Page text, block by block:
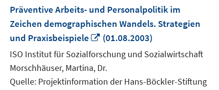
Präventive Arbeits- und Personalpolitik im
Zeichen demographischen Wandels. Strategien
und Praxisbeispiele
In
neuem
Fenster
öffnen
(01.08.2003)
ISO Institut für Sozialforschung und Sozialwirtschaft
Morschhäuser, Martina, Dr.
Quelle: Projektinformation der Hans-Böckler-Stiftung